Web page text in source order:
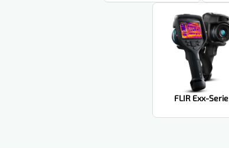
FLIR Exx-Serie